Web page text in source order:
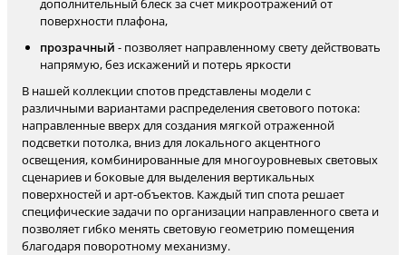
дополнительный блеск за счет микроотражений от
поверхности плафона,
прозрачный - позволяет направленному свету действовать
напрямую, без искажений и потерь яркости
В нашей коллекции спотов представлены модели с
различными вариантами распределения светового потока:
направленные вверх для создания мягкой отраженной
подсветки потолка, вниз для локального акцентного
освещения, комбинированные для многоуровневых световых
сценариев и боковые для выделения вертикальных
поверхностей и арт-объектов. Каждый тип спота решает
специфические задачи по организации направленного света и
позволяет гибко менять световую геометрию помещения
благодаря поворотному механизму.